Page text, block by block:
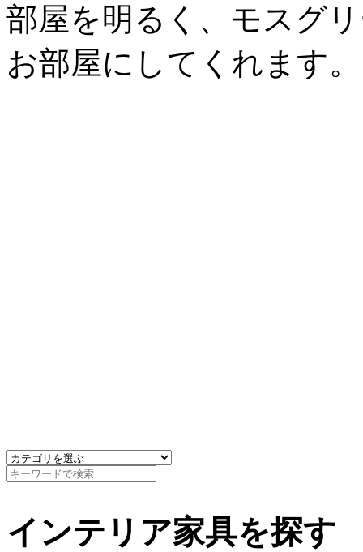
部屋を明るく、モスグ
お部屋にしてくれます。
インテリア家具を探す